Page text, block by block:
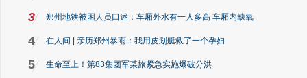
3 郑州地铁被困人员口述：车厢外水有一人多高 车厢内缺氧
4 在人间 | 亲历郑州暴雨：我用皮划艇救了一个孕妇
5 生命至上！第83集团军某旅紧急实施爆破分洪